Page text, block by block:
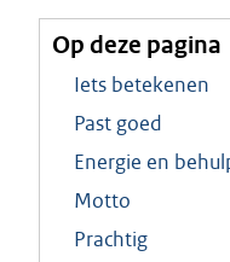
Op deze pagina
Iets betekenen
Past goed
Energie en
Motto
Prachtig